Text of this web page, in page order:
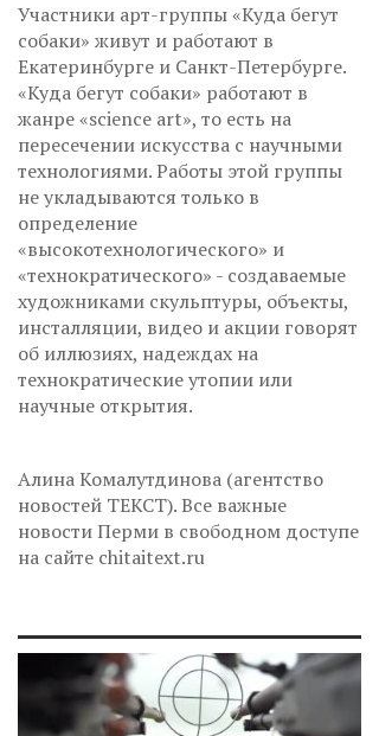
Участники арт-группы «Куда бегут
собаки» живут и работают в
Екатеринбурге и Санкт-Петербурге.
«Куда бегут собаки» работают в
жанре «science art», то есть на
пересечении искусства с научными
технологиями. Работы этой группы
не укладываются только в
определение
«высокотехнологического» и
«технократического» - создаваемые
художниками скульптуры, объекты,
инсталляции, видео и акции говорят
об иллюзиях, надеждах на
технократические утопии или
научные открытия.
Алина Комалутдинова (агентство
новостей ТЕКСТ). Все важные
новости Перми в свободном доступе
на сайте chitaitext.ru